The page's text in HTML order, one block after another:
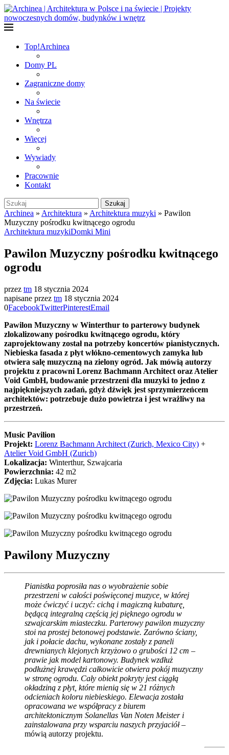
Top!Archinea
Domy PL
Zagraniczne domy
Na świecie
Wnętrza
Więcej
Wywiady
Pracownie
Kontakt
Szukaj
Archinea » Architektura » Architektura muzyki » Pawilon
Muzyczny pośrodku kwitnącego ogrodu
Architektura muzykiDomki Mini
Pawilon Muzyczny pośrodku kwitnącego
ogrodu
przez tm 18 stycznia 2024
napisane przez tm 18 stycznia 2024
0FacebookTwitterPinterestEmail
Pawilon Muzyczny w Winterthur to parterowy budynek
zlokalizowany pośrodku kwitnącego ogrodu, który
zaprojektowany został na potrzeby koncertów pianistycznych.
Niebieska fasada z płyt włókno-cementowych zamyka lub
otwiera salę muzyczną na zielony ogród. Jak mówią autorzy
projektu z pracowni Lorenz Bachmann Architect oraz Atelier
Void GmbH, budowanie przestrzeni dla muzyki to jedno z
najpiękniejszych zadań, gdyż dźwięk jest sprzymierzeńcem
architektów: potrzebuje dużo powietrza i jest wrażliwy na
przestrzeń.
Music Pavilion
Projekt: Lorenz Bachmann Architect (Zurich, Mexico City) +
Atelier Void GmbH (Zurich)
Lokalizacja: Winterthur, Szwajcaria
Powierzchnia: 42 m2
Zdjęcia: Lukas Murer
Pawilony Muzyczny
Pianistka poprosiła nas o wyobrażenie sobie
przestrzeni w całości poświęconej muzyce, w której
może ćwiczyć i uczyć: cichą i magiczną kubaturę,
będącą integralną częścią jej pięknego ogrodu w
szwajcarskim miasteczku. Parterowy pawilon muzyczny
stoi na prostej betonowej podstawie. Zarówno ściany,
jak i połacie dachu, wykonane zostały z paneli
drewnianych klejonych krzyżowo o grubości 12 cm –
prawie jak model kartonowy. Budynek wzdłuż
podłużnej krawędzi całkowicie otwiera pokój muzyczny
w stronę ogrodu. Cały obiekt pokryty jest ciągłą
okładziną z płyt, które mienią się w 21 różnych
odcieniach koloru niebieskiego. Elewacja została
opracowana we współpracy z biurem
architektonicznym Solanellas Van Noten Meister i
zainstalowana przy wsparciu naszych przyjaciół–
mówią autorzy projektu.